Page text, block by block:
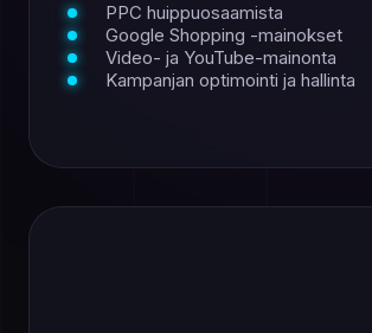
PPC huippuosaamista
Google Shopping -mainokset
Video- ja YouTube-mainonta
Kampanjan optimointi ja hallinta